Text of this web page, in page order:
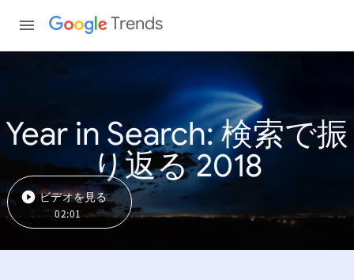
Trends
Year in Search: 検索で振
り返る 2018
ビデオを見る
02:01